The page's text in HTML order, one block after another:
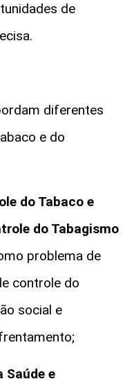
de
diferentes
e do
do Tabaco e
do Tabagismo
problema de
controle do
social e
Saúde e